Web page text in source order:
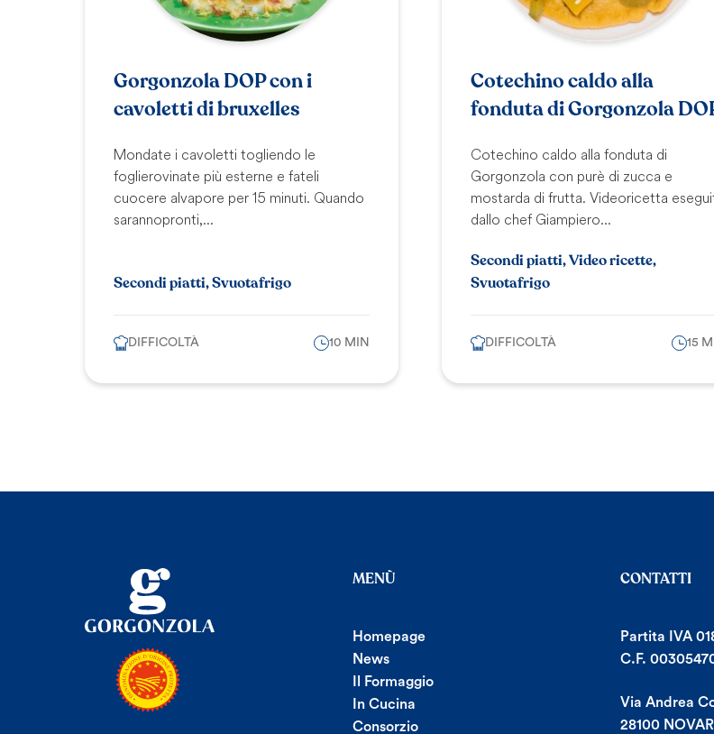
Gorgonzola DOP con i
cavoletti di bruxelles
Mondate i cavoletti togliendo le
foglie rovinate più esterne e fateli
cuocere al vapore per 15 minuti. Quando
saranno pronti,...
Secondi piatti, Svuotafrigo
DIFFICOLTÀ 10 MIN
Cotechino caldo alla
fonduta di Gorgonzola
Cotechino caldo alla fonduta di
Gorgonzola con purè di zucca e
mostarda di frutta. Videoricetta
dallo chef Giampiero...
Secondi piatti, Video ricette,
Svuotafrigo
DIFFICOLTÀ 15
MENÙ
Homepage
News
Il Formaggio
In Cucina
Consorzio
CONTATTI
Partita IVA
C.F.
Via Andrea
28100